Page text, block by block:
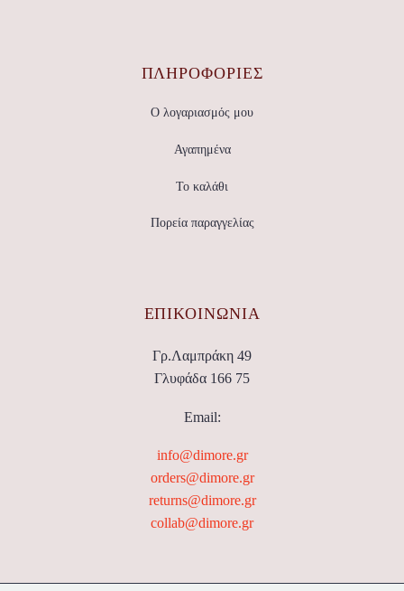
ΠΛΗΡΟΦΟΡΙΕΣ
Ο λογαριασμός μου
Αγαπημένα
Το καλάθι
Πορεία παραγγελίας
ΕΠΙΚΟΙΝΩΝΊΑ
Γρ.Λαμπράκη 49
Γλυφάδα 166 75
Email:
info@dimore.gr
orders@dimore.gr
returns@dimore.gr
collab@dimore.gr